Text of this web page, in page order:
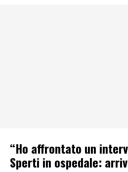
“Ho affrontato un
Sperti in ospedale: